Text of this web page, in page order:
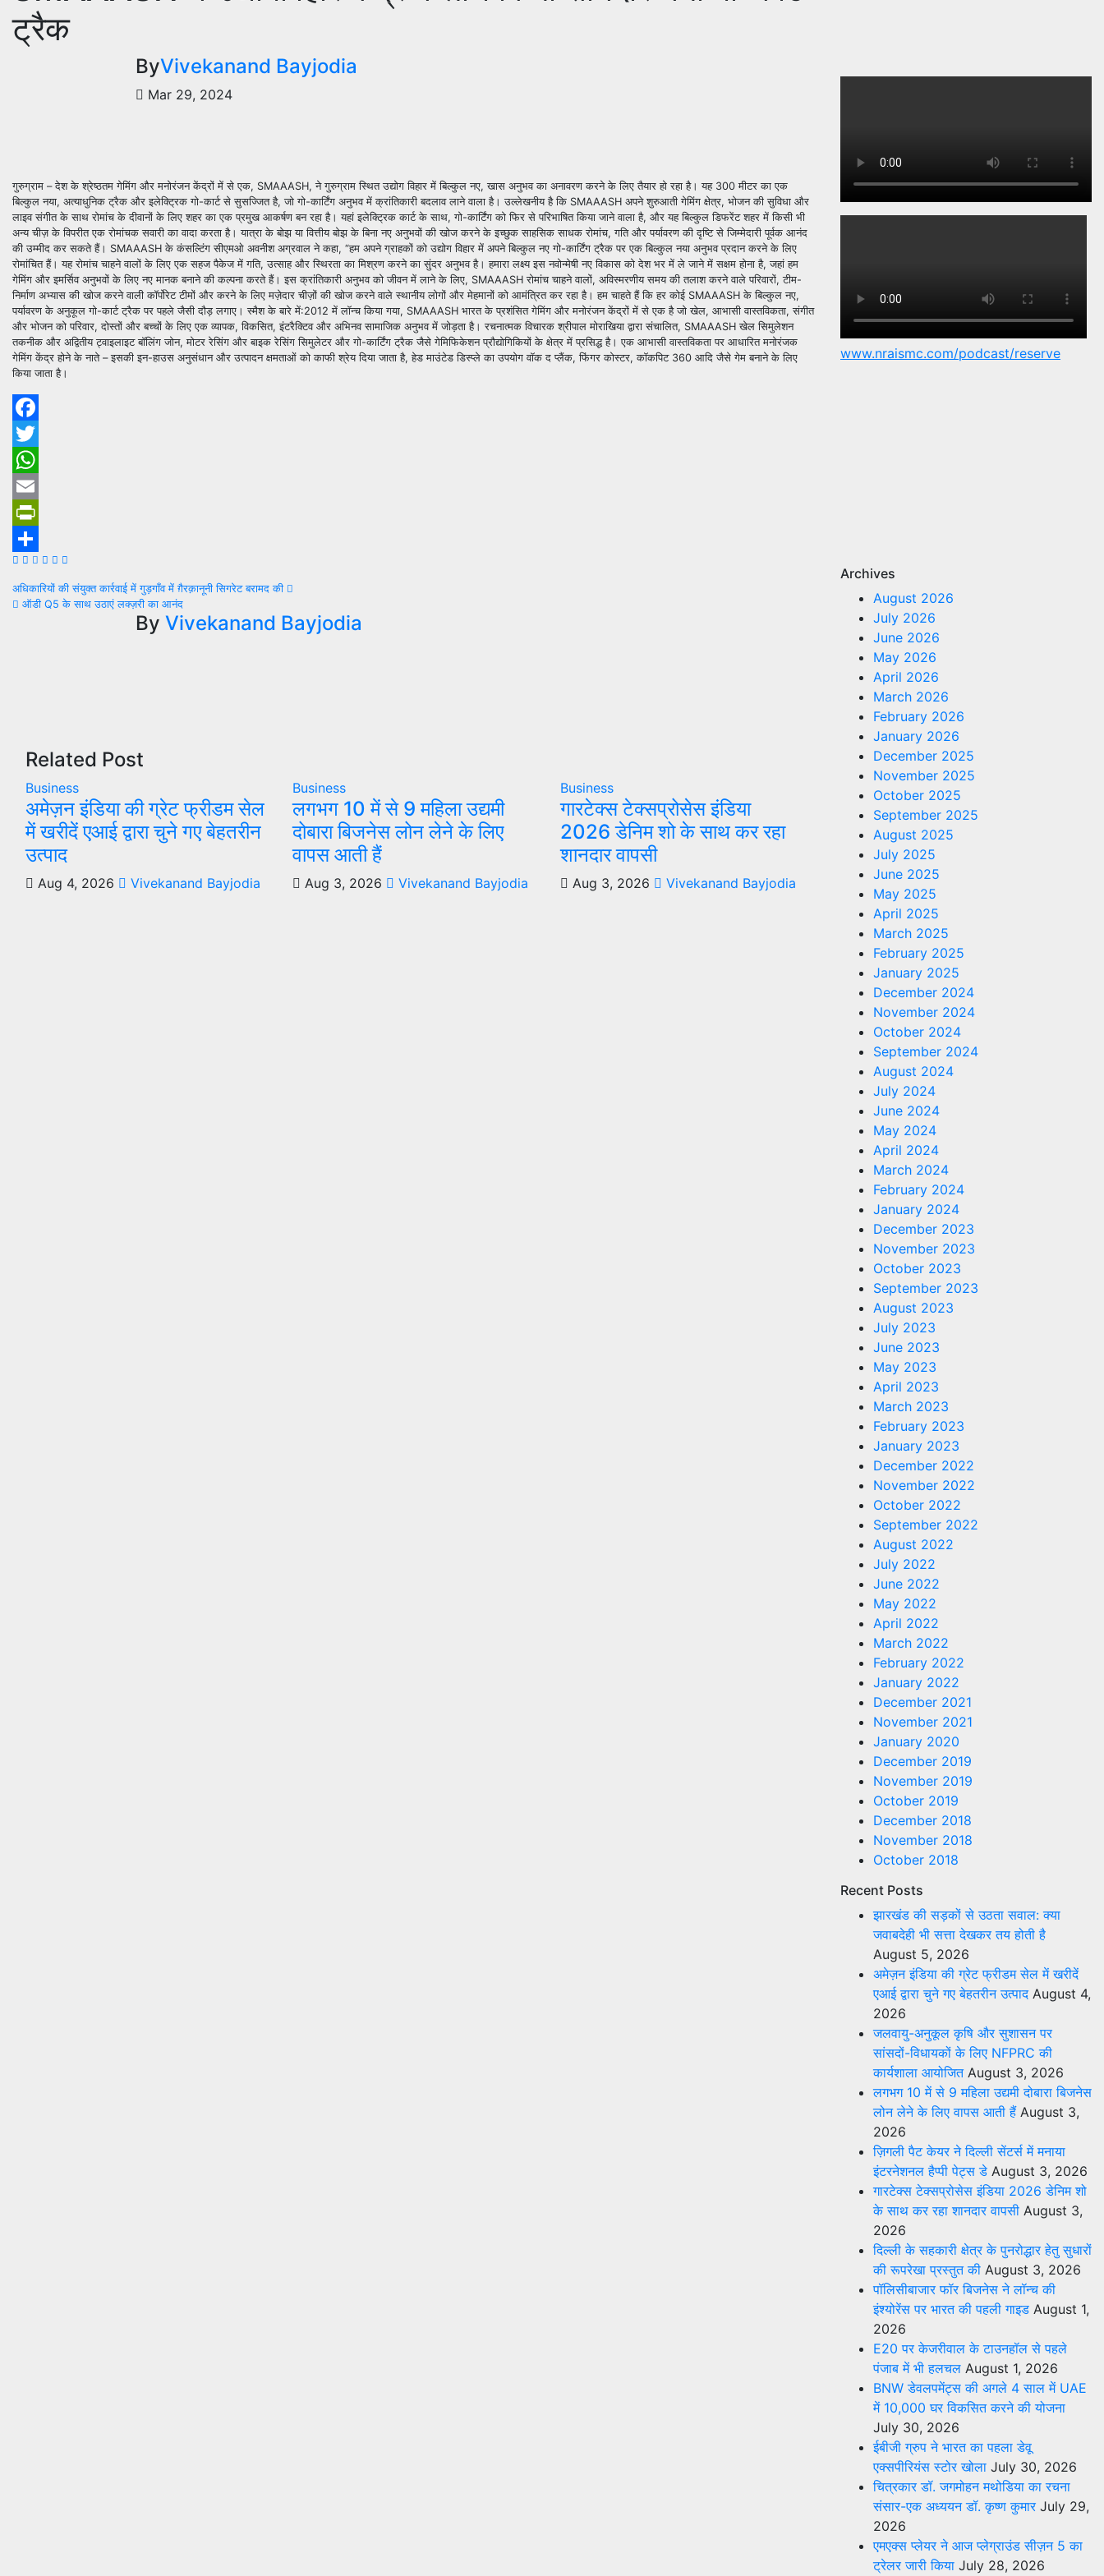
ट्रैक
ByVivekanand Bayjodia
Mar 29, 2024
गुरुग्राम – देश के श्रेष्ठतम गेमिंग और मनोरंजन केंद्रों में से एक, SMAAASH, ने गुरुग्राम स्थित उद्योग विहार में बिल्कुल नए, खास अनुभव का अनावरण करने के लिए तैयार हो रहा है। यह 300 मीटर का एक
बिल्कुल नया, अत्याधुनिक ट्रैक और इलेक्ट्रिक गो-कार्ट से सुसज्जित है, जो गो-कार्टिंग अनुभव में क्रांतिकारी बदलाव लाने वाला है। उल्लेखनीय है कि SMAAASH अपने शुरुआती गेमिंग क्षेत्र, भोजन की सुविधा और
लाइव संगीत के साथ रोमांच के दीवानों के लिए शहर का एक प्रमुख आकर्षण बन रहा है। यहां इलेक्ट्रिक कार्ट के साथ, गो-कार्टिंग को फिर से परिभाषित किया जाने वाला है, और यह बिल्कुल डिफरेंट शहर में किसी भी
अन्य चीज़ के विपरीत एक रोमांचक सवारी का वादा करता है। यात्रा के बोझ या वित्तीय बोझ के बिना नए अनुभवों की खोज करने के इच्छुक साहसिक साधक रोमांच, गति और पर्यावरण की दृष्टि से जिम्मेदारी पूर्वक आनंद
की उम्मीद कर सकते हैं। SMAAASH के कंसल्टिंग सीएमओ अवनीश अग्रवाल ने कहा, “हम अपने ग्राहकों को उद्योग विहार में अपने बिल्कुल नए गो-कार्टिंग ट्रैक पर एक बिल्कुल नया अनुभव प्रदान करने के लिए
रोमांचित हैं। यह रोमांच चाहने वालों के लिए एक सहज पैकेज में गति, उत्साह और स्थिरता का मिश्रण करने का सुंदर अनुभव है। हमारा लक्ष्य इस नवोन्मेषी नए विकास को देश भर में ले जाने में सक्षम होना है, जहां हम
गेमिंग और इमर्सिव अनुभवों के लिए नए मानक बनाने की कल्पना करते हैं। इस क्रांतिकारी अनुभव को जीवन में लाने के लिए, SMAAASH रोमांच चाहने वालों, अविस्मरणीय समय की तलाश करने वाले परिवारों, टीम-
निर्माण अभ्यास की खोज करने वाली कॉर्पोरेट टीमों और करने के लिए मज़ेदार चीज़ों की खोज करने वाले स्थानीय लोगों और मेहमानों को आमंत्रित कर रहा है। हम चाहते हैं कि हर कोई SMAAASH के बिल्कुल नए,
पर्यावरण के अनुकूल गो-कार्ट ट्रैक पर पहले जैसी दौड़ लगाए। स्मैश के बारे में:2012 में लॉन्च किया गया, SMAAASH भारत के प्रशंसित गेमिंग और मनोरंजन केंद्रों में से एक है जो खेल, आभासी वास्तविकता, संगीत
और भोजन को परिवार, दोस्तों और बच्चों के लिए एक व्यापक, विकसित, इंटरैक्टिव और अभिनव सामाजिक अनुभव में जोड़ता है। रचनात्मक विचारक श्रीपाल मोराखिया द्वारा संचालित, SMAAASH खेल सिमुलेशन
तकनीक और अद्वितीय ट्वाइलाइट बॉलिंग जोन, मोटर रेसिंग और बाइक रेसिंग सिमुलेटर और गो-कार्टिंग ट्रैक जैसे गेमिफिकेशन प्रौद्योगिकियों के क्षेत्र में प्रसिद्ध है। एक आभासी वास्तविकता पर आधारित मनोरंजक
गेमिंग केंद्र होने के नाते – इसकी इन-हाउस अनुसंधान और उत्पादन क्षमताओं को काफी श्रेय दिया जाता है, हेड माउंटेड डिस्प्ले का उपयोग वॉक द प्लैंक, फिंगर कोस्टर, कॉकपिट 360 आदि जैसे गेम बनाने के लिए
किया जाता है।
Facebook
Twitter
WhatsApp
Email
PrintFriendly
Share
Post
navigation
अधिकारियों की संयुक्त कार्रवाई में गुड़गाँव में ग़ैरक़ानूनी सिगरेट बरामद की
ऑडी Q5 के साथ उठाएं लक्ज़री का आनंद
By Vivekanand Bayjodia
Related Post
Business
अमेज़न इंडिया की ग्रेट फ्रीडम सेल
में खरीदें एआई द्वारा चुने गए बेहतरीन
उत्पाद
Aug 4, 2026 Vivekanand Bayjodia
Business
लगभग 10 में से 9 महिला उद्यमी
दोबारा बिजनेस लोन लेने के लिए
वापस आती हैं
Aug 3, 2026 Vivekanand Bayjodia
Business
गारटेक्स टेक्सप्रोसेस इंडिया
2026 डेनिम शो के साथ कर रहा
शानदार वापसी
Aug 3, 2026 Vivekanand Bayjodia
www.nraismc.com/podcast/reserve
Archives
August 2026
July 2026
June 2026
May 2026
April 2026
March 2026
February 2026
January 2026
December 2025
November 2025
October 2025
September 2025
August 2025
July 2025
June 2025
May 2025
April 2025
March 2025
February 2025
January 2025
December 2024
November 2024
October 2024
September 2024
August 2024
July 2024
June 2024
May 2024
April 2024
March 2024
February 2024
January 2024
December 2023
November 2023
October 2023
September 2023
August 2023
July 2023
June 2023
May 2023
April 2023
March 2023
February 2023
January 2023
December 2022
November 2022
October 2022
September 2022
August 2022
July 2022
June 2022
May 2022
April 2022
March 2022
February 2022
January 2022
December 2021
November 2021
January 2020
December 2019
November 2019
October 2019
December 2018
November 2018
October 2018
Recent Posts
झारखंड की सड़कों से उठता सवाल: क्या
जवाबदेही भी सत्ता देखकर तय होती है
August 5, 2026
अमेज़न इंडिया की ग्रेट फ्रीडम सेल में खरीदें
एआई द्वारा चुने गए बेहतरीन उत्पाद August 4,
2026
जलवायु-अनुकूल कृषि और सुशासन पर
सांसदों-विधायकों के लिए NFPRC की
कार्यशाला आयोजित August 3, 2026
लगभग 10 में से 9 महिला उद्यमी दोबारा बिजनेस
लोन लेने के लिए वापस आती हैं August 3,
2026
ज़िगली पैट केयर ने दिल्ली सेंटर्स में मनाया
इंटरनेशनल हैप्पी पेट्स डे August 3, 2026
गारटेक्स टेक्सप्रोसेस इंडिया 2026 डेनिम शो
के साथ कर रहा शानदार वापसी August 3,
2026
दिल्ली के सहकारी क्षेत्र के पुनरोद्धार हेतु सुधारों
की रूपरेखा प्रस्तुत की August 3, 2026
पॉलिसीबाजार फॉर बिजनेस ने लॉन्च की
इंश्योरेंस पर भारत की पहली गाइड August 1,
2026
E20 पर केजरीवाल के टाउनहॉल से पहले
पंजाब में भी हलचल August 1, 2026
BNW डेवलपमेंट्स की अगले 4 साल में UAE
में 10,000 घर विकसित करने की योजना
July 30, 2026
ईबीजी ग्रुप ने भारत का पहला डेवू
एक्सपीरियंस स्टोर खोला July 30, 2026
चित्रकार डॉ. जगमोहन मथोडिया का रचना
संसार-एक अध्ययन डॉ. कृष्ण कुमार July 29,
2026
एमएक्स प्लेयर ने आज प्लेग्राउंड सीज़न 5 का
ट्रेलर जारी किया July 28, 2026